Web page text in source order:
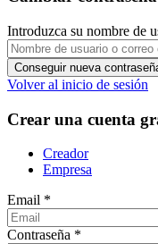
Introduzca su nombre de
Volver al inicio de sesión
Crear una cuenta
Creador
Empresa
Email *
Contraseña *